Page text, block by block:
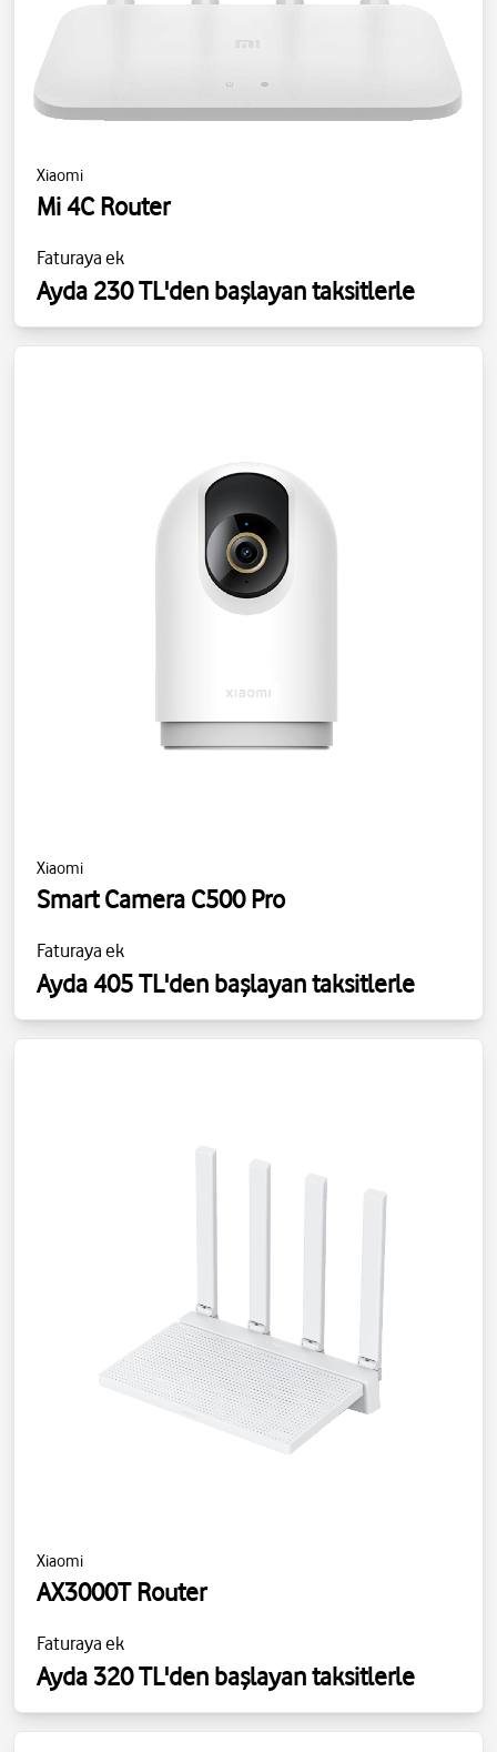
Xiaomi
Mi 4C Router
Faturaya ek
Ayda 230 TL'den başlayan taksitlerle
Xiaomi
Smart Camera C500 Pro
Faturaya ek
Ayda 405 TL'den başlayan taksitlerle
Xiaomi
AX3000T Router
Faturaya ek
Ayda 320 TL'den başlayan taksitlerle